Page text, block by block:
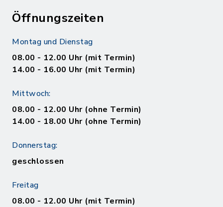
Öffnungszeiten
Montag und Dienstag
08.00 - 12.00 Uhr (mit Termin)
14.00 - 16.00 Uhr (mit Termin)
Mittwoch:
08.00 - 12.00 Uhr (ohne Termin)
14.00 - 18.00 Uhr (ohne Termin)
Donnerstag:
geschlossen
Freitag
08.00 - 12.00 Uhr (mit Termin)